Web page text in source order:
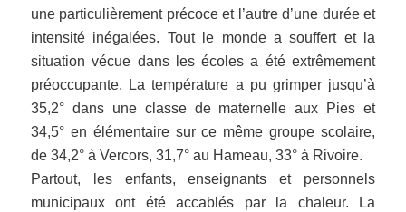
une particulièrement précoce et l’autre d’une durée et
intensité inégalées. Tout le monde a souffert et la
situation vécue dans les écoles a été extrêmement
préoccupante. La température a pu grimper jusqu’à
35,2° dans une classe de maternelle aux Pies et
34,5° en élémentaire sur ce même groupe scolaire,
de 34,2° à Vercors, 31,7° au Hameau, 33° à Rivoire.
Partout, les enfants, enseignants et personnels
municipaux ont été accablés par la chaleur. La